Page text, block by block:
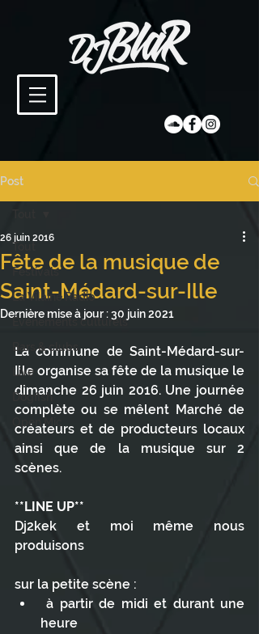
Post
Tout
Festivals
La Vilaine Radio
Évènements culturels
Bars & clubs
Live
Dogfish
Open Mic
Fête de la musique de
Saint-Médard-sur-Ille
26 juin 2016
Dernière mise à jour :30 juin 2021
La commune de Saint-Médard-sur-
Ille organise sa fête de la musique le
dimanche 26 juin 2016. Une journée
complète ou se mêlent Marché de
créateurs et de producteurs locaux
ainsi que de la musique sur 2
scènes.
**LINE UP**
Dj2kek et moi même nous
produisons
sur la petite scène :
à partir de midi et durant une
heure